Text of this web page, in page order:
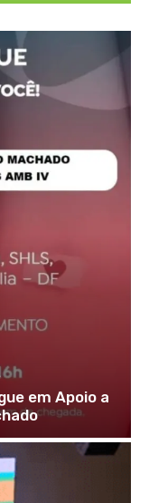
em Apoio a